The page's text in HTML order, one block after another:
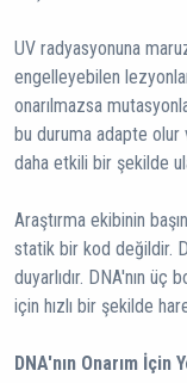
UV radyasyonuna
engelleyebilen
onarılmazsa
bu duruma adapte olur
daha etkili bir şekilde
Araştırma ekibinin
statik bir kod değildir.
duyarlıdır. DNA'nın üç
için hızlı bir şekilde
DNA'nın Onarım